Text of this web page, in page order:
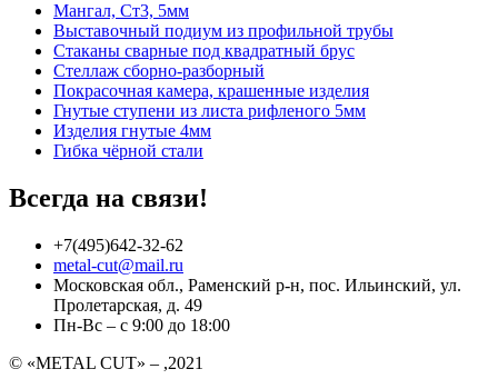
Мангал, Ст3, 5мм
Выставочный подиум из профильной трубы
Стаканы сварные под квадратный брус
Стеллаж сборно-разборный
Покрасочная камера, крашенные изделия
Гнутые ступени из листа рифленого 5мм
Изделия гнутые 4мм
Гибка чёрной стали
Всегда на связи!
+7(495)642-32-62
metal-cut@mail.ru
Московская обл., Раменский р-н, пос. Ильинский, ул.
Пролетарская, д. 49
Пн-Вс – с 9:00 до 18:00
© «METAL CUT» – ,2021